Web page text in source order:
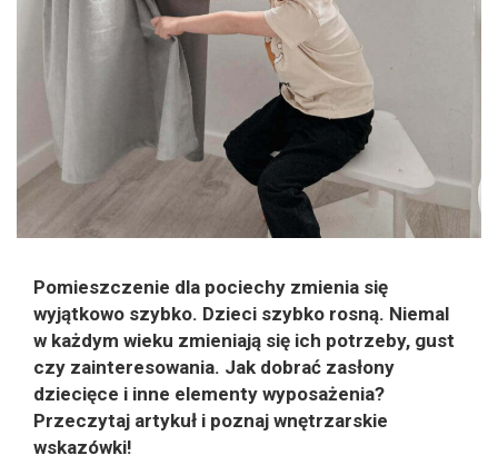
Pomieszczenie dla pociechy zmienia się
wyjątkowo szybko. Dzieci szybko rosną. Niemal
w każdym wieku zmieniają się ich potrzeby, gust
czy zainteresowania. Jak dobrać zasłony
dziecięce i inne elementy wyposażenia?
Przeczytaj artykuł i poznaj wnętrzarskie
wskazówki!